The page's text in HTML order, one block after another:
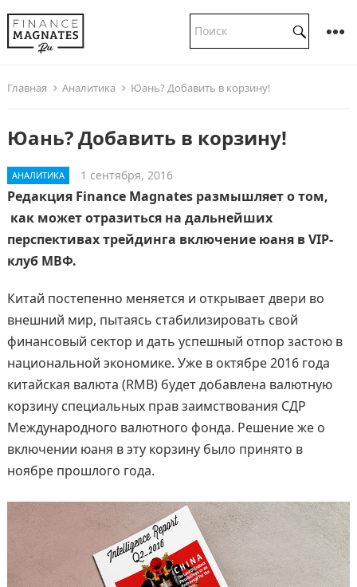
Главная Аналитика Юань? Добавить в корзину!
Юань? Добавить в корзину!
АНАЛИТИКА 1 сентября, 2016
Редакция Finance Magnates размышляет о том,
как может отразиться на дальнейших
перспективах трейдинга включение юаня в VIP-
клуб МВФ.
Китай постепенно меняется и открывает двери во
внешний мир, пытаясь стабилизировать свой
финансовый сектор и дать успешный отпор застою в
национальной экономике. Уже в октябре 2016 года
китайская валюта (RMB) будет добавлена валютную
корзину специальных прав заимствования СДР
Международного валютного фонда. Решение же о
включении юаня в эту корзину было принято в
ноябре прошлого года.